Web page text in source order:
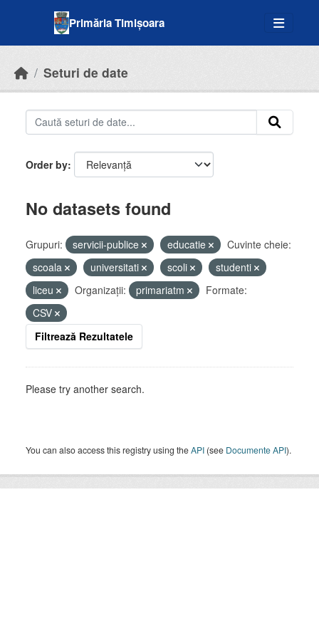
Primăria Timișoara
Seturi de date
Order by
No datasets found
Grupuri: servicii-publice educatie
Cuvinte cheie:
scoala
universitati scoli
studenti
liceu
Organizații: primariatm
Formate:
CSV
Filtrează Rezultatele
Please try another search.
You can also access this registry using theAPI (see Documente API).